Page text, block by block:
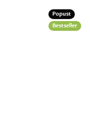
Popust
Bestseller